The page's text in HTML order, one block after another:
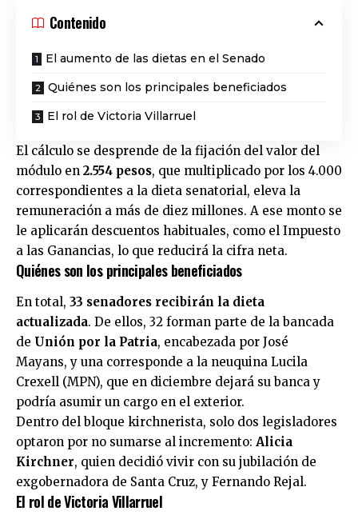
Contenido
El aumento de las dietas en el Senado
Quiénes son los principales beneficiados
El rol de Victoria Villarruel
El cálculo se desprende de la fijación del valor del
módulo en 2.554 pesos, que multiplicado por los 4.000
correspondientes a la dieta senatorial, eleva la
remuneración a más de diez millones. A ese monto se
le aplicarán descuentos habituales, como el Impuesto
a las Ganancias, lo que reducirá la cifra neta.
Quiénes son los principales beneficiados
En total, 33 senadores recibirán la dieta
actualizada. De ellos, 32 forman parte de la bancada
de Unión por la Patria, encabezada por José
Mayans, y una corresponde a la neuquina Lucila
Crexell (MPN), que en diciembre dejará su banca y
podría asumir un cargo en el exterior.
Dentro del bloque kirchnerista, solo dos legisladores
optaron por no sumarse al incremento: Alicia
Kirchner, quien decidió vivir con su jubilación de
exgobernadora de Santa Cruz, y Fernando Rejal.
El rol de Victoria Villarruel